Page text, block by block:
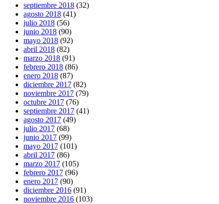
septiembre 2018 (32)
agosto 2018 (41)
julio 2018 (56)
junio 2018 (90)
mayo 2018 (92)
abril 2018 (82)
marzo 2018 (91)
febrero 2018 (86)
enero 2018 (87)
diciembre 2017 (82)
noviembre 2017 (79)
octubre 2017 (76)
septiembre 2017 (41)
agosto 2017 (49)
julio 2017 (68)
junio 2017 (99)
mayo 2017 (101)
abril 2017 (86)
marzo 2017 (105)
febrero 2017 (96)
enero 2017 (90)
diciembre 2016 (91)
noviembre 2016 (103)